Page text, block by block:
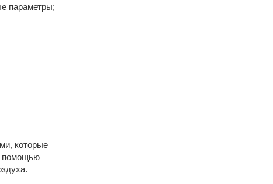
параметры;
которые
помощью